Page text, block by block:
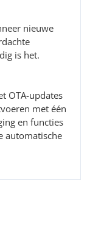
nieuwe
is het.
OTA-updates
met één
en functies
automatische